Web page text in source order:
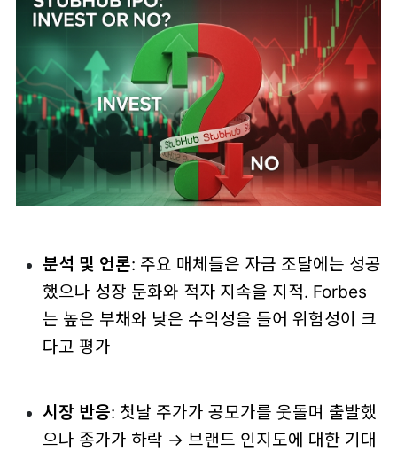
분석 및 언론: 주요 매체들은 자금 조달에는 성공
했으나 성장 둔화와 적자 지속을 지적. Forbes
는 높은 부채와 낮은 수익성을 들어 위험성이 크
다고 평가
시장 반응: 첫날 주가가 공모가를 웃돌며 출발했
으나 종가가 하락 → 브랜드 인지도에 대한 기대